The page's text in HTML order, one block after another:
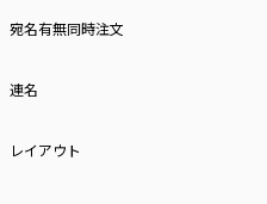
宛名有無同時注文
連名
レイアウト